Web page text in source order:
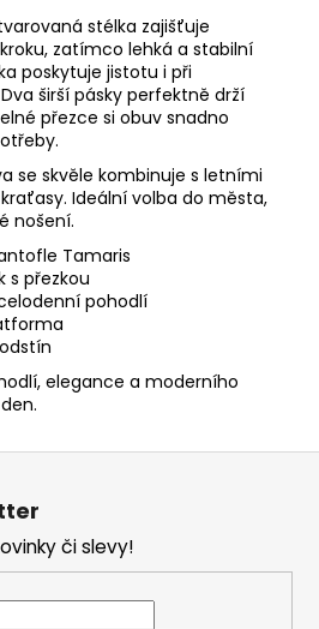
stélka zajišťuje
zatímco lehká a stabilní
poskytuje jistotu i při
širší pásky perfektně drží
přezce si obuv snadno
se skvěle kombinuje s letními
Ideální volba do města,
nošení.
Tamaris
s přezkou
pohodlí
elegance a moderního
či slevy!